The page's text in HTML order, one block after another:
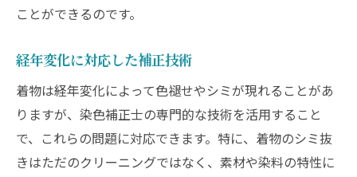
ことができるのです。
経年変化に対応した補正技術
着物は経年変化によって色褪せやシミが現れることがあ
りますが、染色補正士の専門的な技術を活用すること
で、これらの問題に対応できます。特に、着物のシミ抜
きはただのクリーニングではなく、素材や染料の特性に